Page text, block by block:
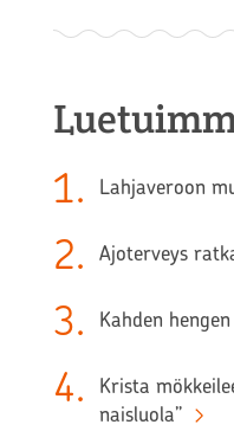
1. Lahjaveroon
2. Ajoterveys
3. Kahden
4.
Krista
naisluola”